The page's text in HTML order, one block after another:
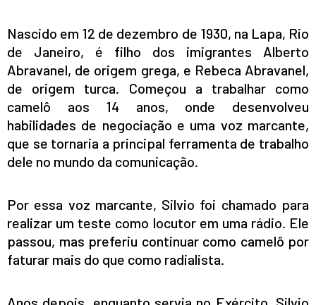
Nascido em 12 de dezembro de 1930, na Lapa, Rio
de Janeiro, é filho dos imigrantes Alberto
Abravanel, de origem grega, e Rebeca Abravanel,
de origem turca. Começou a trabalhar como
camelô aos 14 anos, onde desenvolveu
habilidades de negociação e uma voz marcante,
que se tornaria a principal ferramenta de trabalho
dele no mundo da comunicação.
Por essa voz marcante, Silvio foi chamado para
realizar um teste como locutor em uma rádio. Ele
passou, mas preferiu continuar como camelô por
faturar mais do que como radialista.